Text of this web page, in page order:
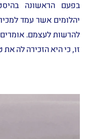
בפעם הראשונה
יהלומים אשר עמד
להרשות לעצמם.
זו, כי היא הזכירה לה